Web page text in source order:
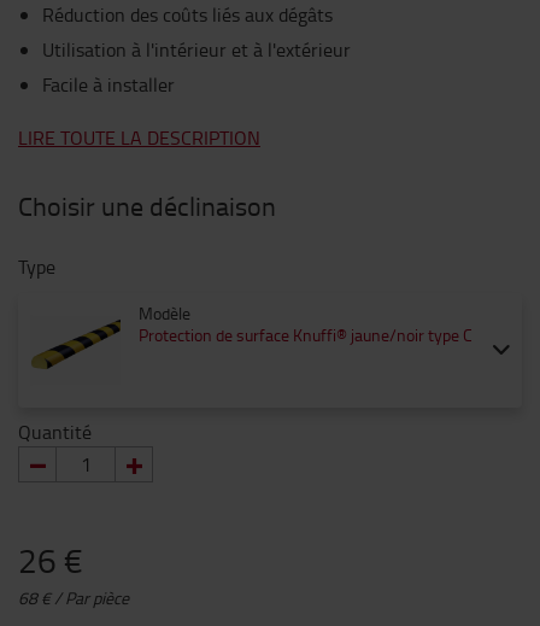
Réduction des coûts liés aux dégâts
Utilisation à l'intérieur et à l'extérieur
Facile à installer
LIRE TOUTE LA DESCRIPTION
Choisir une déclinaison
Type
Modèle
Protection de surface Knuffi® jaune/noir type C
Quantité
26 €
68 € / Par pièce